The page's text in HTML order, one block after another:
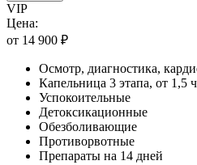
VIP
Цена:
от 14 900 ₽
Осмотр, диагностика,
Капельница 3 этапа, от 1,5
Успокоительные
Детоксикационные
Обезболивающие
Противорвотные
Препараты на 14 дней